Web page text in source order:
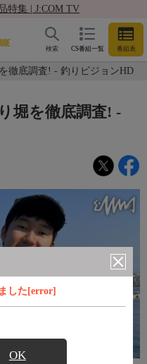
特集 | J:COM TV
CS番組一覧 番組表
検索
徹底調査! - 釣りビジョンHD
した[error]
OK
堀を徹底調査! -